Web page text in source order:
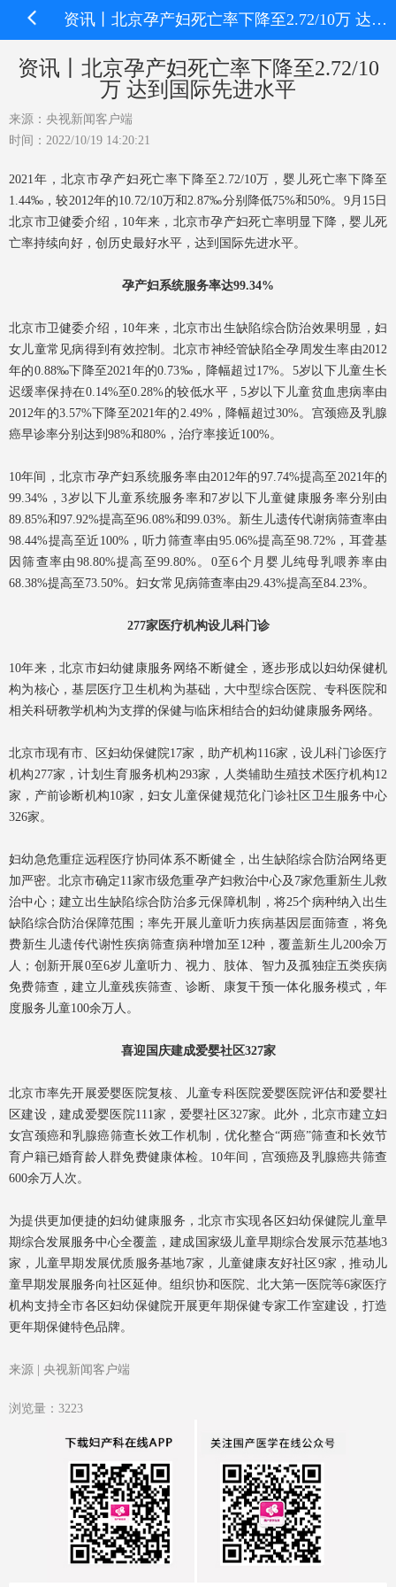
资讯丨北京孕产妇死亡率下降至2.72/10万 达到国际先进水平
资讯丨北京孕产妇死亡率下降至2.72/10
万 达到国际先进水平
来源：央视新闻客户端
时间：2022/10/19 14:20:21
2021年，北京市孕产妇死亡率下降至2.72/10万，婴儿死亡率下降至
1.44‰，较2012年的10.72/10万和2.87‰分别降低75%和50%。9月15日
北京市卫健委介绍，10年来，北京市孕产妇死亡率明显下降，婴儿死
亡率持续向好，创历史最好水平，达到国际先进水平。
孕产妇系统服务率达99.34%
北京市卫健委介绍，10年来，北京市出生缺陷综合防治效果明显，妇
女儿童常见病得到有效控制。北京市神经管缺陷全孕周发生率由2012
年的0.88‰下降至2021年的0.73‰，降幅超过17%。5岁以下儿童生长
迟缓率保持在0.14%至0.28%的较低水平，5岁以下儿童贫血患病率由
2012年的3.57%下降至2021年的2.49%，降幅超过30%。宫颈癌及乳腺
癌早诊率分别达到98%和80%，治疗率接近100%。
10年间，北京市孕产妇系统服务率由2012年的97.74%提高至2021年的
99.34%，3岁以下儿童系统服务率和7岁以下儿童健康服务率分别由
89.85%和97.92%提高至96.08%和99.03%。新生儿遗传代谢病筛查率由
98.44%提高至近100%，听力筛查率由95.06%提高至98.72%，耳聋基
因筛查率由98.80%提高至99.80%。0至6个月婴儿纯母乳喂养率由
68.38%提高至73.50%。妇女常见病筛查率由29.43%提高至84.23%。
277家医疗机构设儿科门诊
10年来，北京市妇幼健康服务网络不断健全，逐步形成以妇幼保健机
构为核心，基层医疗卫生机构为基础，大中型综合医院、专科医院和
相关科研教学机构为支撑的保健与临床相结合的妇幼健康服务网络。
北京市现有市、区妇幼保健院17家，助产机构116家，设儿科门诊医疗
机构277家，计划生育服务机构293家，人类辅助生殖技术医疗机构12
家，产前诊断机构10家，妇女儿童保健规范化门诊社区卫生服务中心
326家。
妇幼急危重症远程医疗协同体系不断健全，出生缺陷综合防治网络更
加严密。北京市确定11家市级危重孕产妇救治中心及7家危重新生儿救
治中心；建立出生缺陷综合防治多元保障机制，将25个病种纳入出生
缺陷综合防治保障范围；率先开展儿童听力疾病基因层面筛查，将免
费新生儿遗传代谢性疾病筛查病种增加至12种，覆盖新生儿200余万
人；创新开展0至6岁儿童听力、视力、肢体、智力及孤独症五类疾病
免费筛查，建立儿童残疾筛查、诊断、康复干预一体化服务模式，年
度服务儿童100余万人。
喜迎国庆建成爱婴社区327家
北京市率先开展爱婴医院复核、儿童专科医院爱婴医院评估和爱婴社
区建设，建成爱婴医院111家，爱婴社区327家。此外，北京市建立妇
女宫颈癌和乳腺癌筛查长效工作机制，优化整合“两癌”筛查和长效节
育户籍已婚育龄人群免费健康体检。10年间，宫颈癌及乳腺癌共筛查
600余万人次。
为提供更加便捷的妇幼健康服务，北京市实现各区妇幼保健院儿童早
期综合发展服务中心全覆盖，建成国家级儿童早期综合发展示范基地3
家，儿童早期发展优质服务基地7家，儿童健康友好社区9家，推动儿
童早期发展服务向社区延伸。组织协和医院、北大第一医院等6家医疗
机构支持全市各区妇幼保健院开展更年期保健专家工作室建设，打造
更年期保健特色品牌。
来源 | 央视新闻客户端
浏览量：3223